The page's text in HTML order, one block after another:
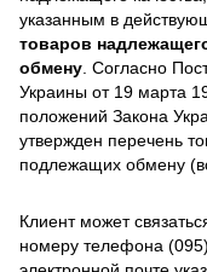
указанным в
товаров
обмену . Согласно
Украины от 19 марта
положений Закона
утвержден перечень
подлежащих обмену
Клиент может
номеру телефона